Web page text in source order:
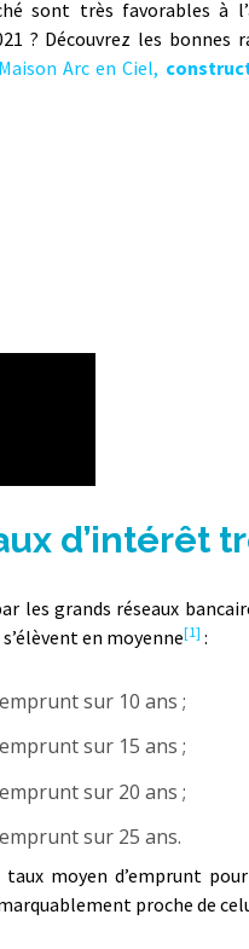
sont très favorables à
? Découvrez les bonnes
Maison Arc en Ciel,
d’intérêt
les grands réseaux
en moyenne[1] :
sur 10 ans ;
sur 15 ans ;
sur 20 ans ;
sur 25 ans.
moyen d’emprunt
proche de